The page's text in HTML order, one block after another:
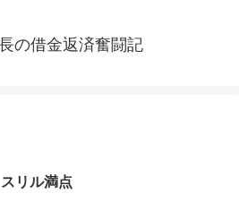
の借金返済奮闘記
スリル満点